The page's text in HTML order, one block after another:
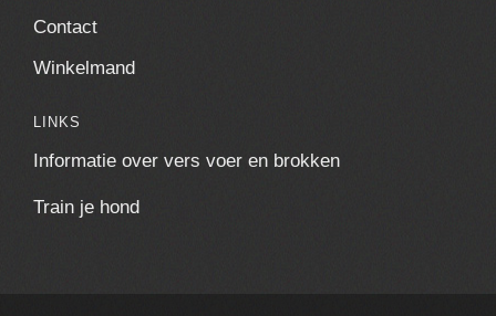
Contact
Winkelmand
LINKS
Informatie over vers voer en brokken
Train je hond